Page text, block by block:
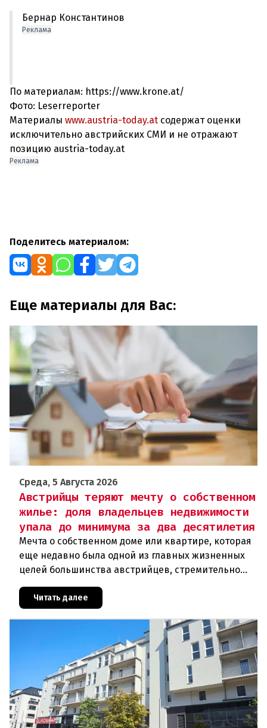
Бернар Константинов
Реклама
По материалам: https://www.krone.at/
Фото: Leserreporter
Материалы www.austria-today.at содержат оценки
исключительно австрийских СМИ и не отражают
позицию austria-today.at
Реклама
Поделитесь материалом:
Еще материалы для Вас:
Среда, 5 Августа 2026
Австрийцы теряют мечту о собственном
жилье: доля владельцев недвижимости
упала до минимума за два десятилетия
Мечта о собственном доме или квартире, которая
еще недавно была одной из главных жизненных
целей большинства австрийцев, стремительно
теряет свою достижимость. Согласно анализу
Wiener Städtische Versi
Читать далее